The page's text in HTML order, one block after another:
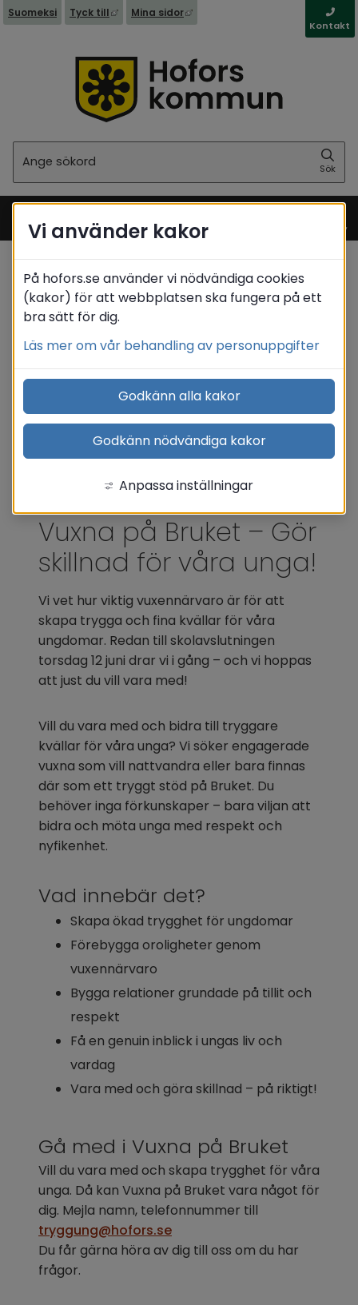
Suomeksi Tyck till Länk till annan webbplats, öppnas i nytt
Mina sidor Länk till annan webbplats,
Kontakt
Sök
Meny
Startsida
Vuxna på Bruket – Gör
skillnad för våra unga!
Vi vet hur viktig vuxennärvaro är för att
skapa trygga och fina kvällar för våra
ungdomar. Redan till skolavslutningen
torsdag 12 juni drar vi i gång – och vi hoppas
att just du vill vara med!
Vill du vara med och bidra till tryggare
kvällar för våra unga? Vi söker engagerade
vuxna som vill nattvandra eller bara finnas
där som ett tryggt stöd på Bruket. Du
behöver inga förkunskaper – bara viljan att
bidra och möta unga med respekt och
nyfikenhet.
Vad innebär det?
Skapa ökad trygghet för ungdomar
Förebygga oroligheter genom
vuxennärvaro
Bygga relationer grundade på tillit och
respekt
Få en genuin inblick i ungas liv och
vardag
Vara med och göra skillnad – på riktigt!
Gå med i Vuxna på Bruket
Vill du vara med och skapa trygghet för våra
unga. Då kan Vuxna på Bruket vara något för
tryggung@hofors.se
Du får gärna höra av dig till oss om du har
frågor.
Vi använder kakor
På hofors.se använder vi nödvändiga cookies
(kakor) för att webbplatsen ska fungera på ett
bra sätt för dig.
Läs mer om vår behandling av personuppgifter
Godkänn alla kakor
Godkänn nödvändiga kakor
Anpassa inställningar